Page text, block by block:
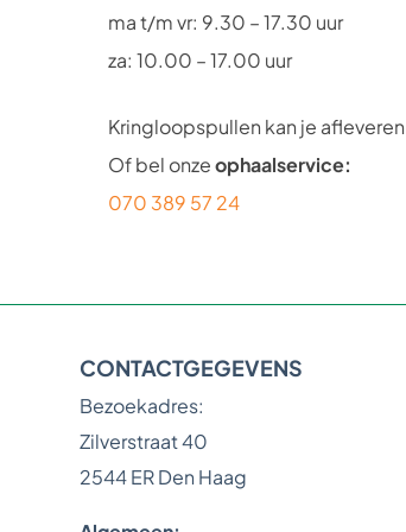
ma t/m vr: 9.30 – 17.30 uur
za: 10.00 – 17.00 uur
Kringloopspullen kan je
Of bel onzeophaalservice:
070 389 57 24
CONTACTGEGEVENS
Bezoekadres:
Zilverstraat 40
2544 ER Den Haag